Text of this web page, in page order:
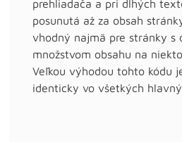
prehliadača a pri dlhých
posunutá až za obsah
vhodný najmä pre stránky s
množstvom obsahu na
Veľkou výhodou tohto kódu
identicky vo všetkých